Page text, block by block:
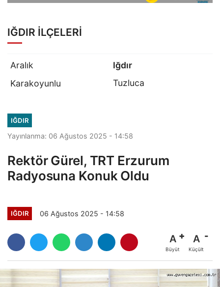
IĞDIR İLÇELERI
Aralık
Iğdır
Karakoyunlu
Tuzluca
IĞDIR
Yayınlanma: 06 Ağustos 2025 - 14:58
Rektör Gürel, TRT Erzurum
Radyosuna Konuk Oldu
IĞDIR 06 Ağustos 2025 - 14:58
A
Büyüt
A
Küçült